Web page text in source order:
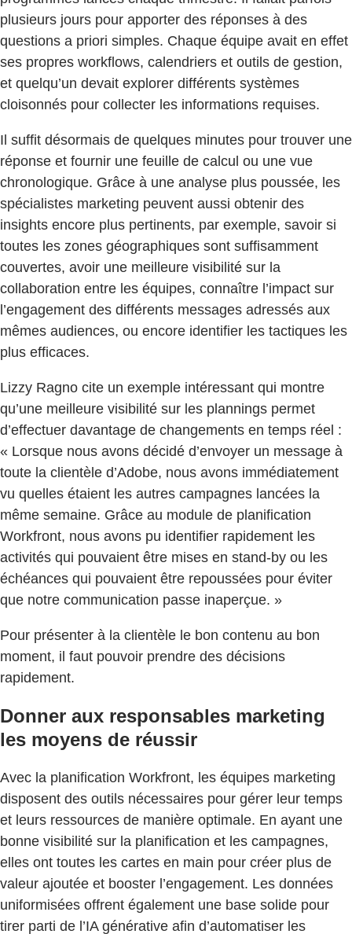
plusieurs jours pour apporter des réponses à des
questions a priori simples. Chaque équipe avait en effet
ses propres workflows, calendriers et outils de gestion,
et quelqu’un devait explorer différents systèmes
cloisonnés pour collecter les informations requises.
Il suffit désormais de quelques minutes pour trouver une
réponse et fournir une feuille de calcul ou une vue
chronologique. Grâce à une analyse plus poussée, les
spécialistes marketing peuvent aussi obtenir des
insights encore plus pertinents, par exemple, savoir si
toutes les zones géographiques sont suffisamment
couvertes, avoir une meilleure visibilité sur la
collaboration entre les équipes, connaître l’impact sur
l’engagement des différents messages adressés aux
mêmes audiences, ou encore identifier les tactiques les
plus efficaces.
Lizzy Ragno cite un exemple intéressant qui montre
qu’une meilleure visibilité sur les plannings permet
d’effectuer davantage de changements en temps réel :
« Lorsque nous avons décidé d’envoyer un message à
toute la clientèle d’Adobe, nous avons immédiatement
vu quelles étaient les autres campagnes lancées la
même semaine. Grâce au module de planification
Workfront, nous avons pu identifier rapidement les
activités qui pouvaient être mises en stand-by ou les
échéances qui pouvaient être repoussées pour éviter
que notre communication passe inaperçue. »
Pour présenter à la clientèle le bon contenu au bon
moment, il faut pouvoir prendre des décisions
rapidement.
Donner aux responsables marketing
les moyens de réussir
Avec la planification Workfront, les équipes marketing
disposent des outils nécessaires pour gérer leur temps
et leurs ressources de manière optimale. En ayant une
bonne visibilité sur la planification et les campagnes,
elles ont toutes les cartes en main pour créer plus de
valeur ajoutée et booster l’engagement. Les données
uniformisées offrent également une base solide pour
tirer parti de l’IA générative afin d’automatiser les